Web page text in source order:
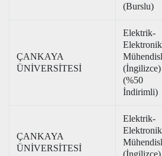
(Burslu)
ÇANKAYA
ÜNİVERSİTESİ
Elektrik-
Elektronik
(İngilizce)
(%50
İndirimli)
ÇANKAYA
ÜNİVERSİTESİ
Elektrik-
Elektronik
(İngilizce)